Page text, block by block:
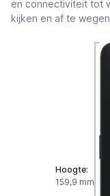
en connectiviteit tot
kijken en af te
Hoogte:
159,9 mm